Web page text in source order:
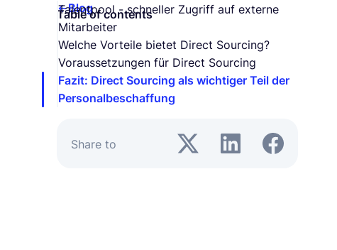
Blog
Table of contents
Talentpool - schneller Zugriff auf externe
Mitarbeiter
Welche Vorteile bietet Direct Sourcing?
Voraussetzungen für Direct Sourcing
Fazit: Direct Sourcing als wichtiger Teil der
Personalbeschaffung
Share to